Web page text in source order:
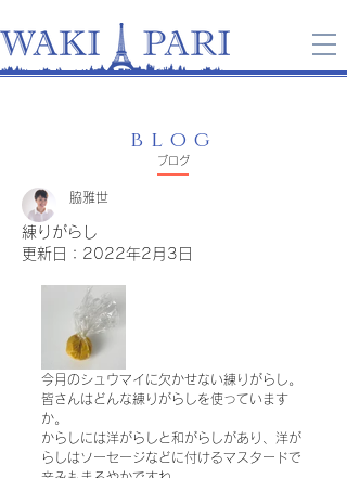
blog
​ブログ
練りがらし
脇雅世
更新日： 2022年2月3日
今月のシュウマイに欠かせない練りがらし。
皆さんはどんな練りがらしを使っています
か。
からしには洋がらしと和がらしがあり、洋が
らしはソーセージなどに付けるマスタードで